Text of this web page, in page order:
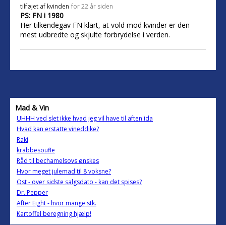
tilføjet af kvinden for 22 år siden
PS: FN i 1980
Her tilkendegav FN klart, at vold mod kvinder er den
mest udbredte og skjulte forbrydelse i verden.
Mad & Vin
UHHH ved slet ikke hvad jeg vil have til aften ida
Hvad kan erstatte vineddike?
Raki
krabbesoufle
Råd til bechamelsovs ønskes
Hvor meget julemad til 8 voksne?
Ost - over sidste salgsdato - kan det spises?
Dr. Pepper
After Eight - hvor mange stk.
Kartoffel beregning hjælp!